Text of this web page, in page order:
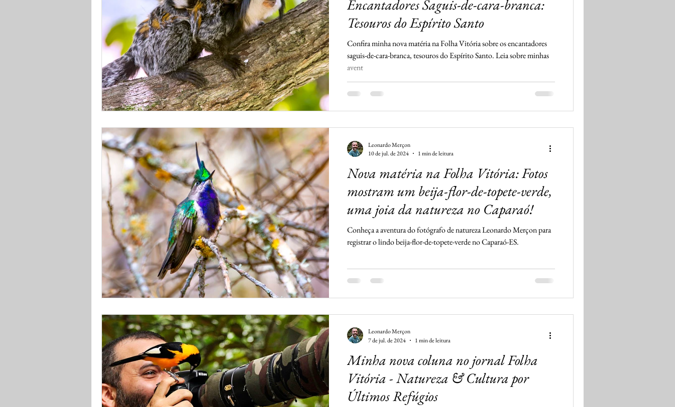
Encantadores Saguis-de-cara-branca:
Tesouros do Espírito Santo
Confira minha nova matéria na Folha Vitória sobre os encantadores
saguis-de-cara-branca, tesouros do Espírito Santo. Leia sobre minhas
avent
Nova matéria na Folha Vitória: Fotos
mostram um beija-flor-de-topete-verde,
uma joia da natureza no Caparaó!
Conheça a aventura do fotógrafo de natureza Leonardo Merçon para
registrar o lindo beija-flor-de-topete-verde no Caparaó-ES.
Leonardo Merçon
10 de jul. de 2024
1 min de leitura
Minha nova coluna no jornal Folha
Vitória - Natureza & Cultura por
Últimos Refúgios
Leonardo Merçon
7 de jul. de 2024
1 min de leitura